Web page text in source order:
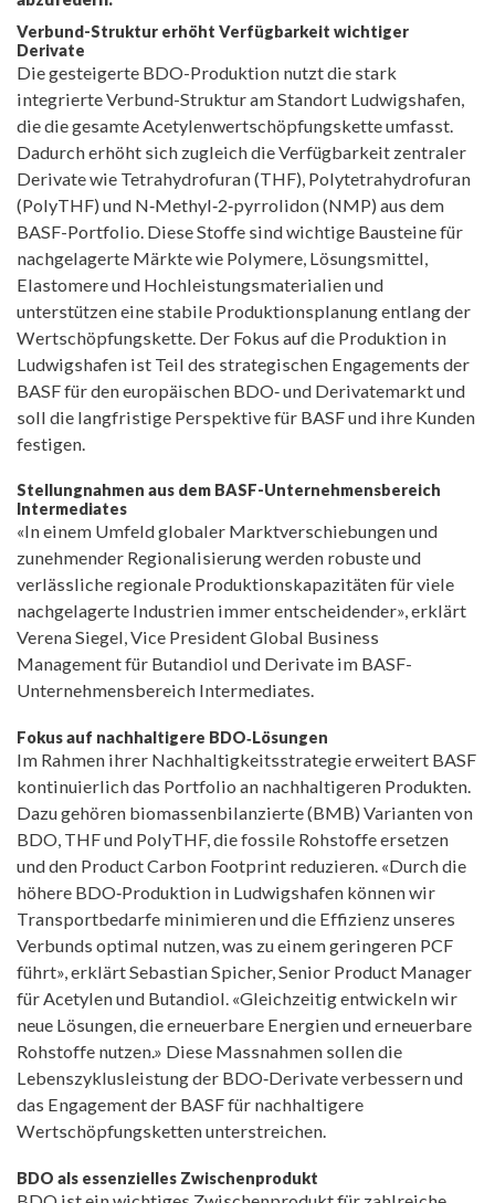
Verbund-Struktur erhöht Verfügbarkeit wichtiger
Derivate
Die gesteigerte BDO-Produktion nutzt die stark
integrierte Verbund-Struktur am Standort Ludwigshafen,
die die gesamte Acetylenwertschöpfungskette umfasst.
Dadurch erhöht sich zugleich die Verfügbarkeit zentraler
Derivate wie Tetrahydrofuran (THF), Polytetrahydrofuran
(PolyTHF) und N‑Methyl‑2‑pyrrolidon (NMP) aus dem
BASF-Portfolio. Diese Stoffe sind wichtige Bausteine für
nachgelagerte Märkte wie Polymere, Lösungsmittel,
Elastomere und Hochleistungsmaterialien und
unterstützen eine stabile Produktionsplanung entlang der
Wertschöpfungskette. Der Fokus auf die Produktion in
Ludwigshafen ist Teil des strategischen Engagements der
BASF für den europäischen BDO‑ und Derivatemarkt und
soll die langfristige Perspektive für BASF und ihre Kunden
festigen.
Stellungnahmen aus dem BASF-Unternehmensbereich
Intermediates
«In einem Umfeld globaler Marktverschiebungen und
zunehmender Regionalisierung werden robuste und
verlässliche regionale Produktionskapazitäten für viele
nachgelagerte Industrien immer entscheidender», erklärt
Verena Siegel, Vice President Global Business
Management für Butandiol und Derivate im BASF-
Unternehmensbereich Intermediates.
Fokus auf nachhaltigere BDO‑Lösungen
Im Rahmen ihrer Nachhaltigkeitsstrategie erweitert BASF
kontinuierlich das Portfolio an nachhaltigeren Produkten.
Dazu gehören biomassenbilanzierte (BMB) Varianten von
BDO, THF und PolyTHF, die fossile Rohstoffe ersetzen
und den Product Carbon Footprint reduzieren. «Durch die
höhere BDO‑Produktion in Ludwigshafen können wir
Transportbedarfe minimieren und die Effizienz unseres
Verbunds optimal nutzen, was zu einem geringeren PCF
führt», erklärt Sebastian Spicher, Senior Product Manager
für Acetylen und Butandiol. «Gleichzeitig entwickeln wir
neue Lösungen, die erneuerbare Energien und erneuerbare
Rohstoffe nutzen.» Diese Massnahmen sollen die
Lebenszyklusleistung der BDO‑Derivate verbessern und
das Engagement der BASF für nachhaltigere
Wertschöpfungsketten unterstreichen.
BDO als essenzielles Zwischenprodukt